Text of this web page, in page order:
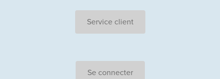
Service client
Se connecter